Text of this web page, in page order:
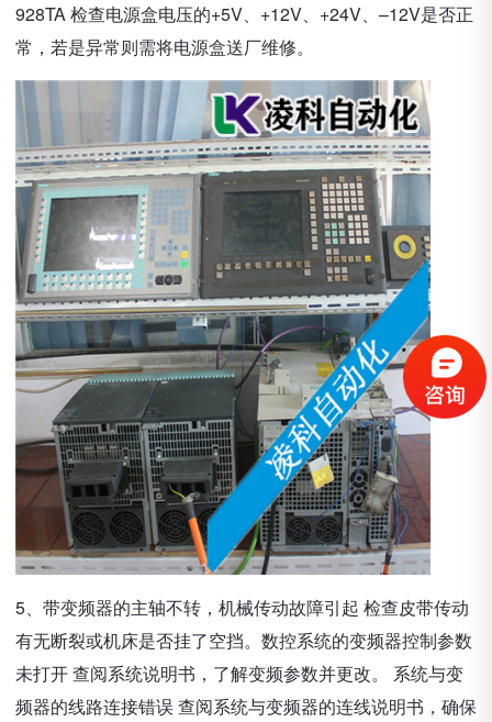
928TA 检查电源盒电压的+5V、+12V、+24V、–12V是否正
常，若是异常则需将电源盒送厂维修。
5、带变频器的主轴不转，机械传动故障引起 检查皮带传动
有无断裂或机床是否挂了空挡。数控系统的变频器控制参数
未打开 查阅系统说明书，了解变频参数并更改。 系统与变
频器的线路连接错误 查阅系统与变频器的连线说明书，确保